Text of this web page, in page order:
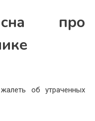
сна про
об утраченных